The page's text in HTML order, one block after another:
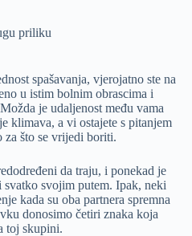
priliku
spašavanja, vjerojatno ste na
u istim bolnim obrascima i
je udaljenost među vama
klimava, a vi ostajete s pitanjem
što se vrijedi boriti.
da traju, i ponekad je
svojim putem. Ipak, neki
kada su oba partnera spremna
donosimo četiri znaka koja
toj skupini.